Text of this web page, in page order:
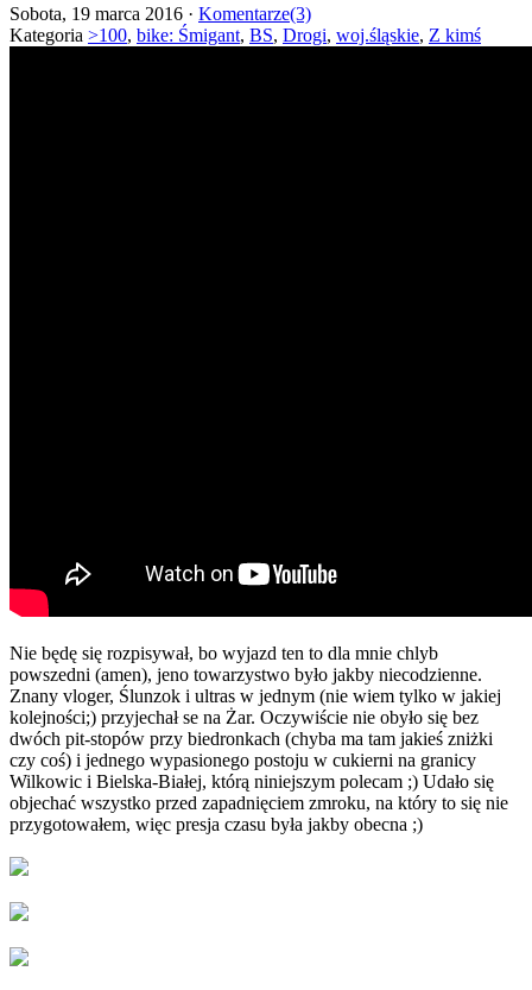
Sobota, 19 marca 2016 · Komentarze(3)
Kategoria >100, bike: Śmigant, BS, Drogi, woj.śląskie, Z kimś
Nie będę się rozpisywał, bo wyjazd ten to dla mnie chlyb
powszedni (amen), jeno towarzystwo było jakby niecodzienne.
Znany vloger, Ślunzok i ultras w jednym (nie wiem tylko w jakiej
kolejności;) przyjechał se na Żar. Oczywiście nie obyło się bez
dwóch pit-stopów przy biedronkach (chyba ma tam jakieś zniżki
czy coś) i jednego wypasionego postoju w cukierni na granicy
Wilkowic i Bielska-Białej, którą niniejszym polecam ;) Udało się
objechać wszystko przed zapadnięciem zmroku, na który to się nie
przygotowałem, więc presja czasu była jakby obecna ;)